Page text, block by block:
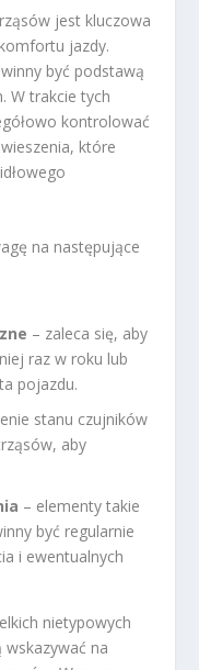
jest kluczowa
jazdy.
być podstawą
W trakcie tych
kontrolować
które
na następujące
– zaleca się, aby
raz w roku lub
pojazdu.
stanu czujników
aby
– elementy takie
być regularnie
i ewentualnych
nietypowych
na